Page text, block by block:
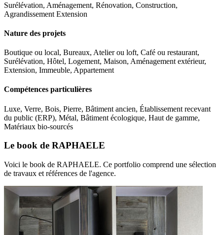
Surélévation, Aménagement, Rénovation, Construction,
Agrandissement Extension
Nature des projets
Boutique ou local, Bureaux, Atelier ou loft, Café ou restaurant,
Surélévation, Hôtel, Logement, Maison, Aménagement extérieur,
Extension, Immeuble, Appartement
Compétences particulières
Luxe, Verre, Bois, Pierre, Bâtiment ancien, Établissement recevant
du public (ERP), Métal, Bâtiment écologique, Haut de gamme,
Matériaux bio-sourcés
Le book de RAPHAELE
Voici le book de RAPHAELE. Ce portfolio comprend une sélection
de travaux et références de l'agence.